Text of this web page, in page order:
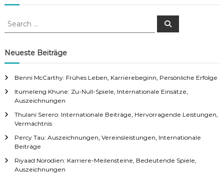
S
r
c
f
o
:
S
Neueste Beiträge
Benni McCarthy: Frühes Leben, Karrierebeginn, Persönliche Erfolge
Itumeleng Khune: Zu-Null-Spiele, Internationale Einsätze,
Auszeichnungen
Thulani Serero: Internationale Beiträge, Hervorragende Leistungen,
Vermächtnis
Percy Tau: Auszeichnungen, Vereinsleistungen, Internationale
Beiträge
Riyaad Norodien: Karriere-Meilensteine, Bedeutende Spiele,
Auszeichnungen